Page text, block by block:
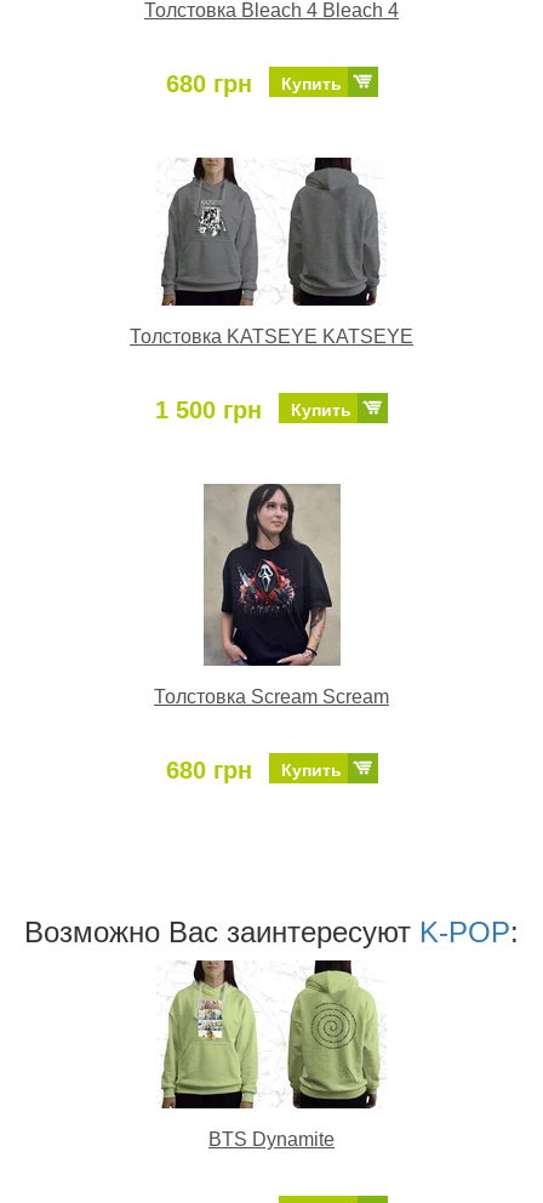
Толстовка Bleach 4 Bleach 4
680 грн Купить
Толстовка KATSEYE KATSEYE
1 500 грн Купить
Толстовка Scream Scream
680 грн Купить
Возможно Ваc заинтересуют K-POP:
BTS Dynamite